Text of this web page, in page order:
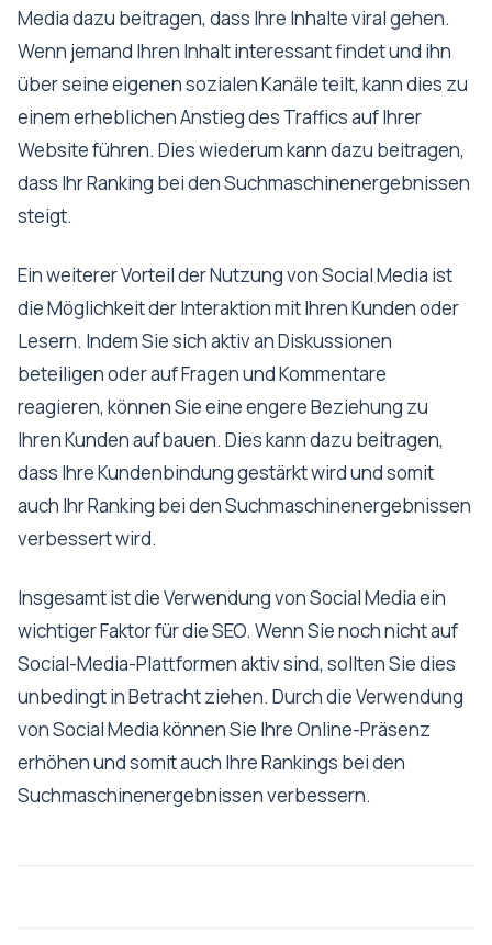
Media dazu beitragen, dass Ihre Inhalte viral gehen.
Wenn jemand Ihren Inhalt interessant findet und ihn
über seine eigenen sozialen Kanäle teilt, kann dies zu
einem erheblichen Anstieg des Traffics auf Ihrer
Website führen. Dies wiederum kann dazu beitragen,
dass Ihr Ranking bei den Suchmaschinenergebnissen
steigt.
Ein weiterer Vorteil der Nutzung von Social Media ist
die Möglichkeit der Interaktion mit Ihren Kunden oder
Lesern. Indem Sie sich aktiv an Diskussionen
beteiligen oder auf Fragen und Kommentare
reagieren, können Sie eine engere Beziehung zu
Ihren Kunden aufbauen. Dies kann dazu beitragen,
dass Ihre Kundenbindung gestärkt wird und somit
auch Ihr Ranking bei den Suchmaschinenergebnissen
verbessert wird.
Insgesamt ist die Verwendung von Social Media ein
wichtiger Faktor für die SEO. Wenn Sie noch nicht auf
Social-Media-Plattformen aktiv sind, sollten Sie dies
unbedingt in Betracht ziehen. Durch die Verwendung
von Social Media können Sie Ihre Online-Präsenz
erhöhen und somit auch Ihre Rankings bei den
Suchmaschinenergebnissen verbessern.